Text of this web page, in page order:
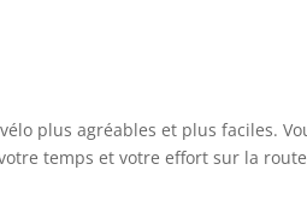
plus agréables et plus faciles.
temps et votre effort sur la